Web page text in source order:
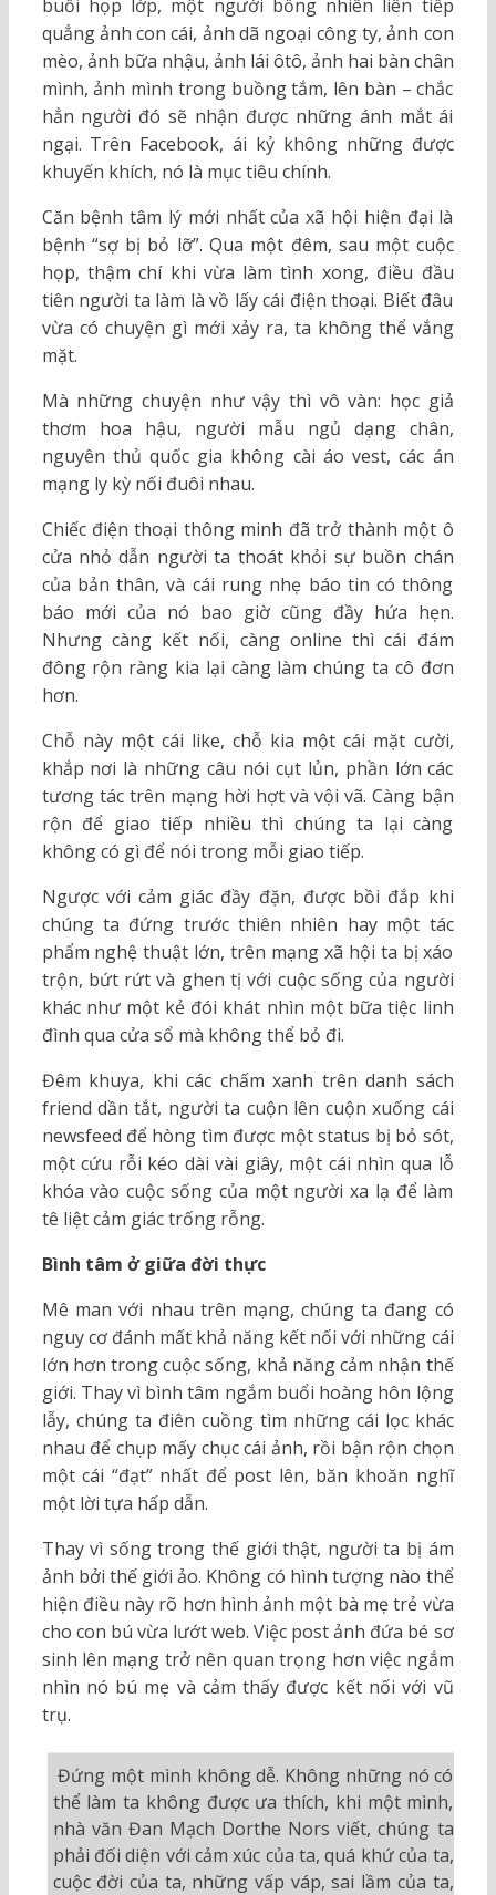
buổi họp lớp, một người bỗng nhiên liên tiếp
quẳng ảnh con cái, ảnh dã ngoại công ty, ảnh con
mèo, ảnh bữa nhậu, ảnh lái ôtô, ảnh hai bàn chân
mình, ảnh mình trong buồng tắm, lên bàn – chắc
hẳn người đó sẽ nhận được những ánh mắt ái
ngại. Trên Facebook, ái kỷ không những được
khuyến khích, nó là mục tiêu chính.
Căn bệnh tâm lý mới nhất của xã hội hiện đại là
bệnh “sợ bị bỏ lỡ”. Qua một đêm, sau một cuộc
họp, thậm chí khi vừa làm tình xong, điều đầu
tiên người ta làm là vồ lấy cái điện thoại. Biết đâu
vừa có chuyện gì mới xảy ra, ta không thể vắng
mặt.
Mà những chuyện như vậy thì vô vàn: học giả
thơm hoa hậu, người mẫu ngủ dạng chân,
nguyên thủ quốc gia không cài áo vest, các án
mạng ly kỳ nối đuôi nhau.
Chiếc điện thoại thông minh đã trở thành một ô
cửa nhỏ dẫn người ta thoát khỏi sự buồn chán
của bản thân, và cái rung nhẹ báo tin có thông
báo mới của nó bao giờ cũng đầy hứa hẹn.
Nhưng càng kết nối, càng online thì cái đám
đông rộn ràng kia lại càng làm chúng ta cô đơn
hơn.
Chỗ này một cái like, chỗ kia một cái mặt cười,
khắp nơi là những câu nói cụt lủn, phần lớn các
tương tác trên mạng hời hợt và vội vã. Càng bận
rộn để giao tiếp nhiều thì chúng ta lại càng
không có gì để nói trong mỗi giao tiếp.
Ngược với cảm giác đầy đặn, được bồi đắp khi
chúng ta đứng trước thiên nhiên hay một tác
phẩm nghệ thuật lớn, trên mạng xã hội ta bị xáo
trộn, bứt rứt và ghen tị với cuộc sống của người
khác như một kẻ đói khát nhìn một bữa tiệc linh
đình qua cửa sổ mà không thể bỏ đi.
Đêm khuya, khi các chấm xanh trên danh sách
friend dần tắt, người ta cuộn lên cuộn xuống cái
newsfeed để hòng tìm được một status bị bỏ sót,
một cứu rỗi kéo dài vài giây, một cái nhìn qua lỗ
khóa vào cuộc sống của một người xa lạ để làm
tê liệt cảm giác trống rỗng.
Bình tâm ở giữa đời thực
Mê man với nhau trên mạng, chúng ta đang có
nguy cơ đánh mất khả năng kết nối với những cái
lớn hơn trong cuộc sống, khả năng cảm nhận thế
giới. Thay vì bình tâm ngắm buổi hoàng hôn lộng
lẫy, chúng ta điên cuồng tìm những cái lọc khác
nhau để chụp mấy chục cái ảnh, rồi bận rộn chọn
một cái “đạt” nhất để post lên, băn khoăn nghĩ
một lời tựa hấp dẫn.
Thay vì sống trong thế giới thật, người ta bị ám
ảnh bởi thế giới ảo. Không có hình tượng nào thể
hiện điều này rõ hơn hình ảnh một bà mẹ trẻ vừa
cho con bú vừa lướt web. Việc post ảnh đứa bé sơ
sinh lên mạng trở nên quan trọng hơn việc ngắm
nhìn nó bú mẹ và cảm thấy được kết nối với vũ
trụ.
Đứng một mình không dễ. Không những nó có
thể làm ta không được ưa thích, khi một mình,
nhà văn Đan Mạch Dorthe Nors viết, chúng ta
phải đối diện với cảm xúc của ta, quá khứ của ta,
cuộc đời của ta, những vấp váp, sai lầm của ta,